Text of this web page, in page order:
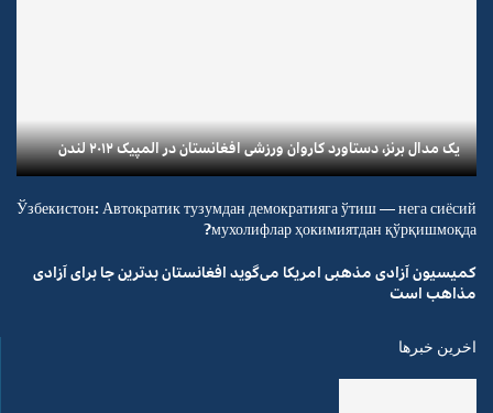
یک مدال برنز، دستاورد کاروان ورزشی افغانستان در المپیک ۲۰۱۲ لندن
Ўзбекистон: Автократик тузумдан демократияга ўтиш — нега сиёсий
мухолифлар ҳокимиятдан қўрқишмоқда?
کمیسیون آزادی مذهبی امریکا می‌گوید افغانستان بدترین جا برای آزادی
مذاهب است
اخرین خبرها